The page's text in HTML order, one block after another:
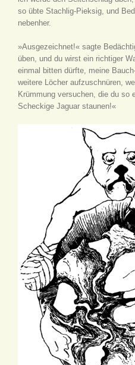
so übte Stachlig-Pieksig, und
nebenher.
»Ausgezeichnet!« sagte
üben, und du wirst ein richtiger
einmal bitten dürfte, meine
weitere Löcher aufzuschnüren,
Krümmung versuchen, die du so
Scheckige Jaguar staunen!«